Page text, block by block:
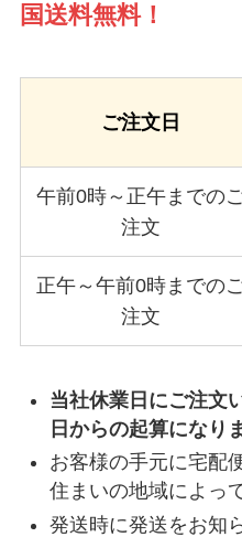
国送料無料！
ご注文日
午前0時～正午までの
注文
正午～午前0時までの
注文
当社休業日にご注文
日からの起算になり
お客様の手元に宅配
住まいの地域によっ
発送時に発送をお知